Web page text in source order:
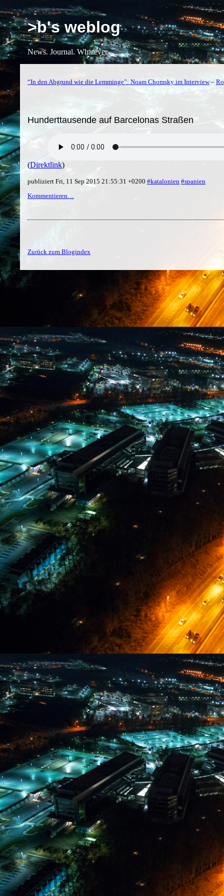
>b's weblog
News. Journal. Whatever.
“In den Abgrund wie die Lemminge”: Noam Chomsky im Interview–
Hunderttausende auf Barcelonas Straßen
(Direktlink)
publiziert Fri, 11 Sep 2015 21:55:31 +0200 #katalonien #spanien
Kommentieren…
Zurück zum Blogindex